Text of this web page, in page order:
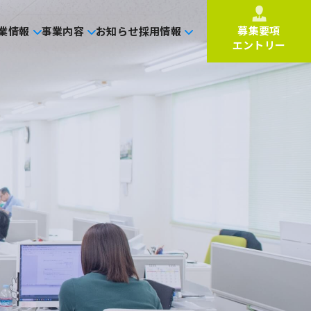
情報 事業内容 お知らせ採用情報
募集要項
エントリー